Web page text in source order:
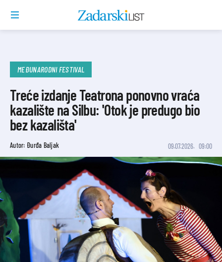
MEĐUNARODNI FESTIVAL
Treće izdanje Teatrona ponovno vraća
kazalište na Silbu: 'Otok je predugo bio
bez kazališta'
Autor: Đurđa Baljak 09.07.2026. 09:00